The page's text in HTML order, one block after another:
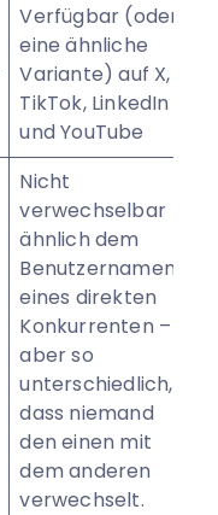
Verfügbar (oder
eine ähnliche
Variante) auf X,
TikTok, LinkedIn
und YouTube
Nicht
verwechselbar
ähnlich dem
Benutzernamen
eines direkten
Konkurrenten –
aber so
unterschiedlich,
dass niemand
den einen mit
dem anderen
verwechselt.